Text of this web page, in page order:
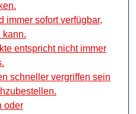
immer sofort verfügbar,
kann.
entspricht nicht immer
schneller vergriffen sein
oder